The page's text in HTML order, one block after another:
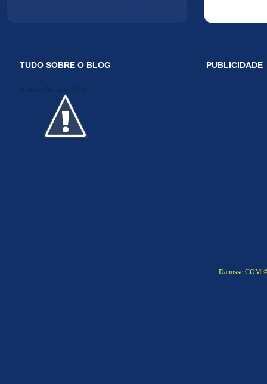
TUDO SOBRE O BLOG
Midiakit Danosse 2014
PUBLICIDADE
Danosse.COM